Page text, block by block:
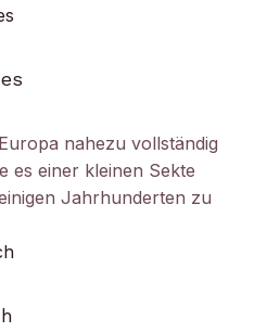
nahezu vollständig
es einer kleinen Sekte
Jahrhunderten zu